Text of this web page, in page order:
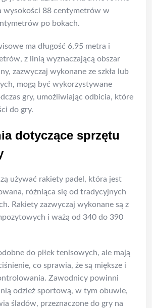
wysokości 88 centymetrów w
po bokach.
ma długość 6,95 metra i
z linią wyznaczającą obszar
zazwyczaj wykonane ze szkła lub
mogą być wykorzystywane
gry, umożliwiając odbicia, które
do gry.
dotyczące sprzętu
używać rakiety padel, która jest
różniąca się od tradycyjnych
Rakiety zazwyczaj wykonane są z
i ważą od 340 do 390
do piłek tenisowych, ale mają
co sprawia, że są miększe i
Zawodnicy powinni
odzież sportową, w tym obuwie,
śladów, przeznaczone do gry na